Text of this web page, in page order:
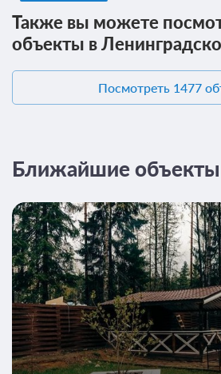
Также вы можете
объекты в
Посмотреть 1477
Ближайшие объекты